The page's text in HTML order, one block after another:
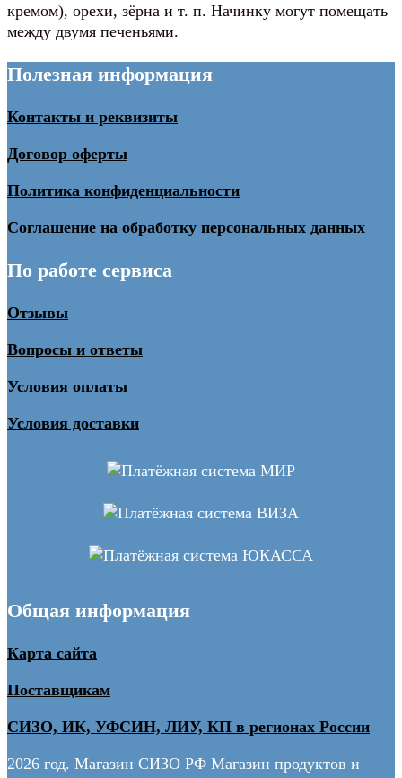
кремом), орехи, зёрна и т. п. Начинку могут помещать
между двумя печеньями.
Полезная информация
Контакты и реквизиты
Договор оферты
Политика конфиденциальности
Соглашение на обработку персональных данных
По работе сервиса
Отзывы
Вопросы и ответы
Условия оплаты
Условия доставки
Общая информация
Карта сайта
Поставщикам
СИЗО, ИК, УФСИН, ЛИУ, КП в регионах России
2026 год. Магазин СИЗО РФ Магазин продуктов и